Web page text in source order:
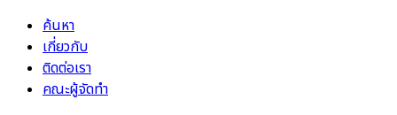
ค้นหา
เกี่ยวกับ
ติดต่อเรา
คณะผู้จัดทำ